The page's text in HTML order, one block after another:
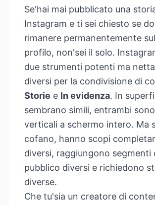
Se'hai mai pubblicato una
Instagram e ti sei chiesto se
rimanere permanentemente
profilo, non'sei il solo.
due strumenti potenti ma
diversi per la condivisione di
Storie e In evidenza. In
sembrano simili, entrambi
verticali a schermo intero. Ma
cofano, hanno scopi
diversi, raggiungono segmenti
pubblico diversi e richiedono
diverse.
Che tu'sia un creatore di